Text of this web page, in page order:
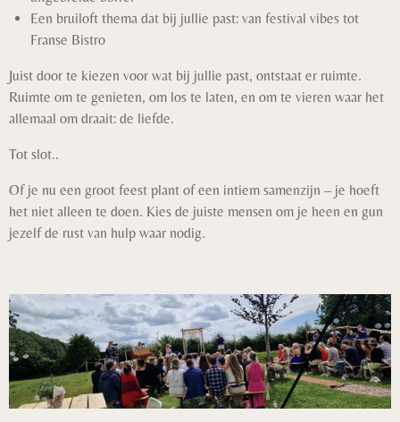
Een bruiloft thema dat bij jullie past: van festival vibes tot
Franse Bistro
Juist door te kiezen voor wat bij jullie past, ontstaat er ruimte.
Ruimte om te genieten, om los te laten, en om te vieren waar het
allemaal om draait: de liefde.
Tot slot..
Of je nu een groot feest plant of een intiem samenzijn – je hoeft
het niet alleen te doen. Kies de juiste mensen om je heen en gun
jezelf de rust van hulp waar nodig.